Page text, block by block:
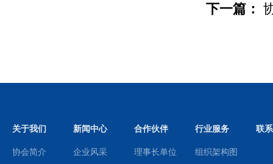
下一篇：
关于我们
协会简介
新闻中心
企业风采
合作伙伴
理事长单位
行业服务
组织架构图
联